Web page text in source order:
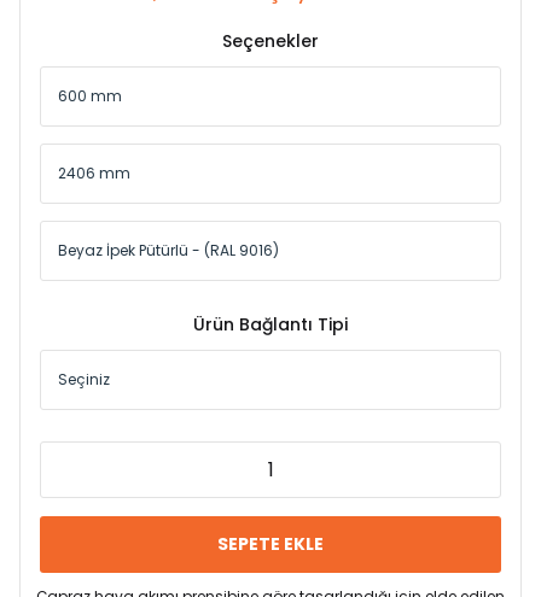
Seçenekler
Ürün Bağlantı Tipi
SEPETE EKLE